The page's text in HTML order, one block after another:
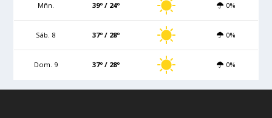
Mñn. 39º / 24º 0%
Sáb. 8 37º / 28º 0%
Dom. 9 37º / 28º 0%